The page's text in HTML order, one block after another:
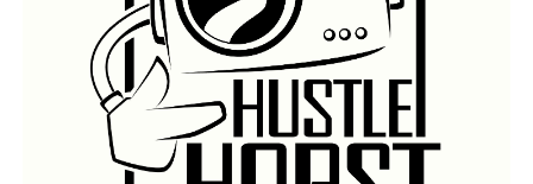
LEGAL WALLS
GÜTER
ATHENS GRAFFITI Menü
öffnen
ATHENS TRAINS